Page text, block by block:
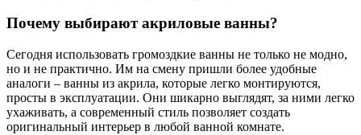
Почему выбирают акриловые ванны?
Сегодня использовать громоздкие ванны не только не модно,
но и не практично. Им на смену пришли более удобные
аналоги – ванны из акрила, которые легко монтируются,
просты в эксплуатации. Они шикарно выглядят, за ними легко
ухаживать, а современный стиль позволяет создать
оригинальный интерьер в любой ванной комнате.